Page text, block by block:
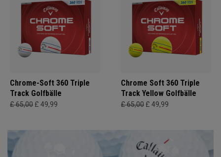
Chrome-Soft 360 Triple
Track Golfbälle
£ 65,00 £ 49,99
Chrome Soft 360 Triple
Track Yellow Golfbälle
£ 65,00 £ 49,99